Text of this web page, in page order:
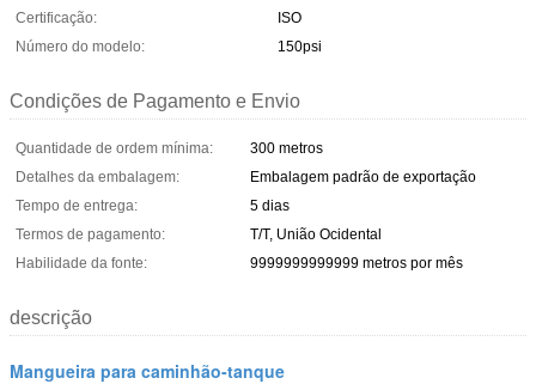
Certificação:
ISO
Número do modelo:
150psi
Condições de Pagamento e Envio
Quantidade de ordem mínima:
300 metros
Detalhes da embalagem:
Embalagem padrão de exportação
Tempo de entrega:
5 dias
Termos de pagamento:
T/T, União Ocidental
Habilidade da fonte:
9999999999999 metros por mês
descrição
Mangueira para caminhão-tanque